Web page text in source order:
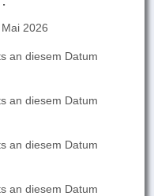
2026
an diesem Datum
an diesem Datum
an diesem Datum
an diesem Datum